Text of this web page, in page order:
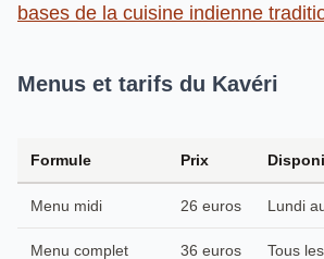
bases de la cuisine indienne
Menus et tarifs du Kavéri
Formule Prix
Menu midi 26 euros Lundi
Menu complet 36 euros Tous